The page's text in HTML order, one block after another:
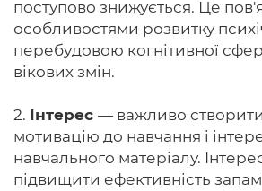
поступово знижується. Це
особливостями розвитку
перебудовою когнітивної
вікових змін.
2. Інтерес — важливо створити
мотивацію до навчання і
навчального матеріалу.
підвищити ефективність